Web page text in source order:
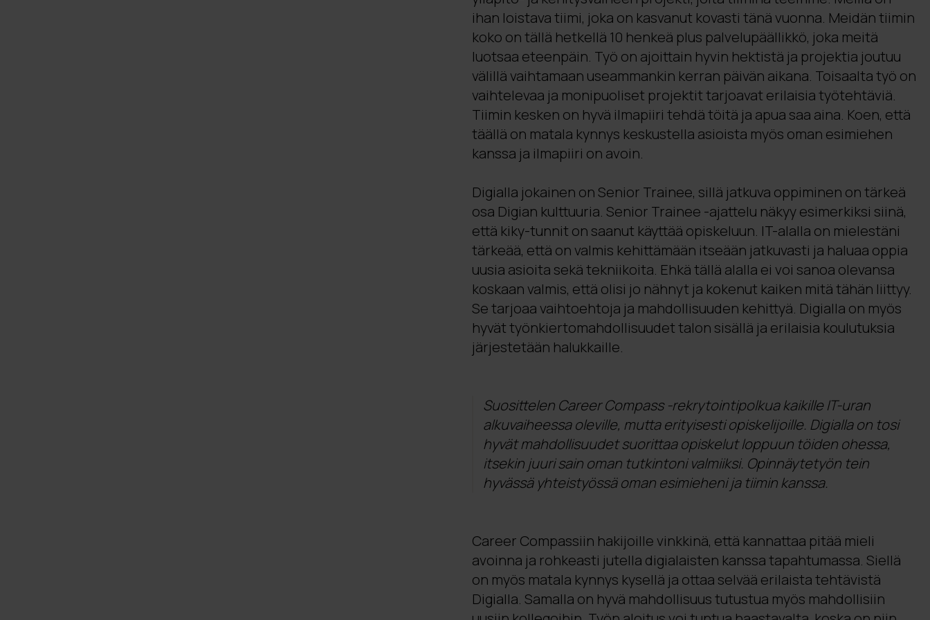
ihan loistava tiimi, joka on kasvanut kovasti tänä vuonna. Meidän tiimin
koko on tällä hetkellä 10 henkeä plus palvelupäällikkö, joka meitä
luotsaa eteenpäin. Työ on ajoittain hyvin hektistä ja projektia joutuu
välillä vaihtamaan useammankin kerran päivän aikana. Toisaalta työ on
vaihtelevaa ja monipuoliset projektit tarjoavat erilaisia työtehtäviä.
Tiimin kesken on hyvä ilmapiiri tehdä töitä ja apua saa aina. Koen, että
täällä on matala kynnys keskustella asioista myös oman esimiehen
kanssa ja ilmapiiri on avoin.
Digialla jokainen on Senior Trainee, sillä jatkuva oppiminen on tärkeä
osa Digian kulttuuria. Senior Trainee -ajattelu näkyy esimerkiksi siinä,
että kiky-tunnit on saanut käyttää opiskeluun. IT-alalla on mielestäni
tärkeää, että on valmis kehittämään itseään jatkuvasti ja haluaa oppia
uusia asioita sekä tekniikoita. Ehkä tällä alalla ei voi sanoa olevansa
koskaan valmis, että olisi jo nähnyt ja kokenut kaiken mitä tähän liittyy.
Se tarjoaa vaihtoehtoja ja mahdollisuuden kehittyä. Digialla on myös
hyvät työnkiertomahdollisuudet talon sisällä ja erilaisia koulutuksia
järjestetään halukkaille.
Suosittelen Career Compass -rekrytointipolkua kaikille IT-uran
alkuvaiheessa oleville, mutta erityisesti opiskelijoille. Digialla on tosi
hyvät mahdollisuudet suorittaa opiskelut loppuun töiden ohessa,
itsekin juuri sain oman tutkintoni valmiiksi. Opinnäytetyön tein
hyvässä yhteistyössä oman esimieheni ja tiimin kanssa.
Career Compassiin hakijoille vinkkinä, että kannattaa pitää mieli
avoinna ja rohkeasti jutella digialaisten kanssa tapahtumassa. Siellä
on myös matala kynnys kysellä ja ottaa selvää erilaista tehtävistä
Digialla. Samalla on hyvä mahdollisuus tutustua myös mahdollisiin